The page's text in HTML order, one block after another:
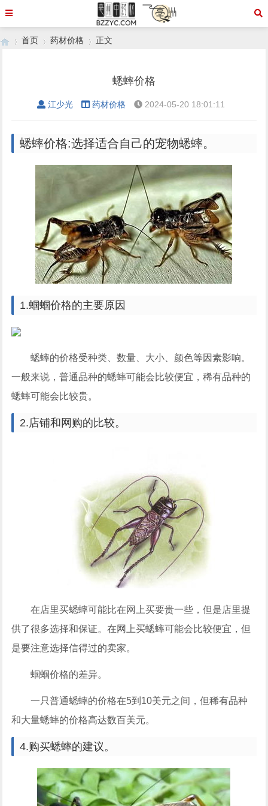
首页 药材价格 正文
蟋蟀价格
江少光 药材价格 2024-05-20 18:01:11
蟋蟀价格:选择适合自己的宠物蟋蟀。
1.蝈蝈价格的主要原因
蟋蟀的价格受种类、数量、大小、颜色等因素影响。
一般来说，普通品种的蟋蟀可能会比较便宜，稀有品种的
蟋蟀可能会比较贵。
2.店铺和网购的比较。
在店里买蟋蟀可能比在网上买要贵一些，但是店里提
供了很多选择和保证。在网上买蟋蟀可能会比较便宜，但
是要注意选择信得过的卖家。
蝈蝈价格的差异。
一只普通蟋蟀的价格在5到10美元之间，但稀有品种
和大量蟋蟀的价格高达数百美元。
4.购买蟋蟀的建议。